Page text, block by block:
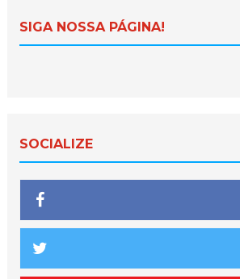
SIGA NOSSA PÁGINA!
SOCIALIZE